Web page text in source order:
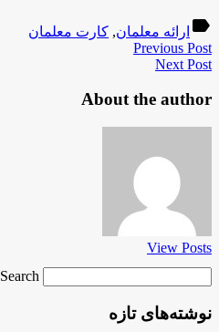
label ارائه معلمان, کارت معلمان
Previous Post
Next Post
About the author
View Posts
Search …
نوشته‌های تازه